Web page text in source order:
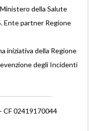
della Salute
Ente partner Regione
iniziativa della Regione
degli Incidenti
CF 02419170044